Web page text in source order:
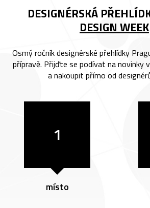
DESIGNÉRSKÁ
DESIGN WEEK
Osmý ročník designérské přehlídky
přípravě. Přijďte se podívat na novinky
a nakoupit přímo od
1
místo